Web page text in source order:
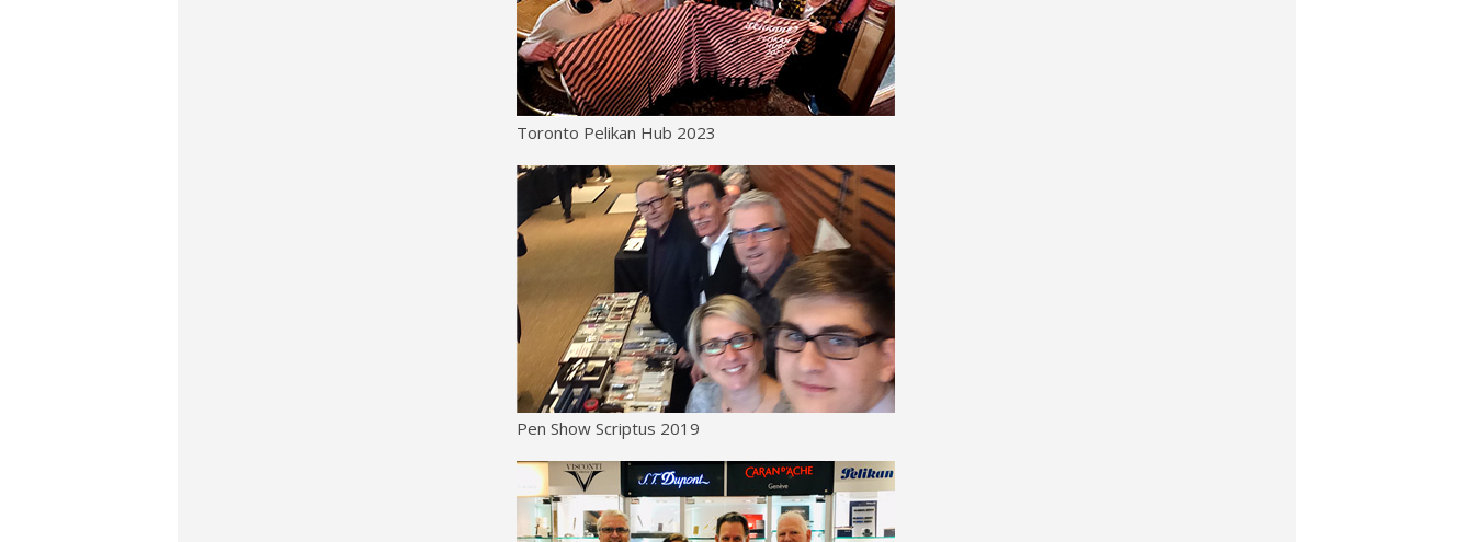
Toronto Pelikan Hub 2023
Pen Show Scriptus 2019